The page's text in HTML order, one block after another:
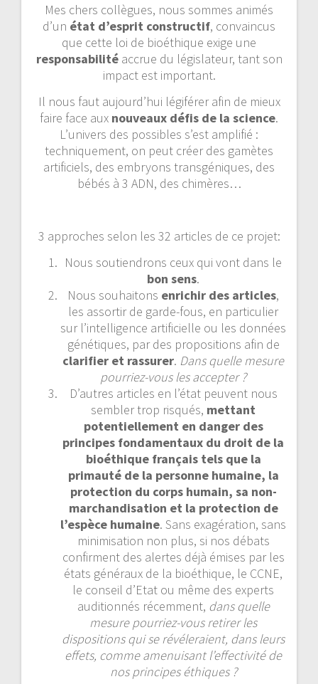
Mes chers collègues, nous sommes animés
d’un état d’esprit constructif, convaincus
que cette loi de bioéthique exige une
responsabilitéaccrue du législateur, tant son
impact est important.
Il nous faut aujourd’hui légiférer afin de mieux
faire face aux nouveaux défis de la science.
L’univers des possibles s’est amplifié :
techniquement, on peut créer des gamètes
artificiels, des embryons transgéniques, des
bébés à 3 ADN, des chimères…
3 approches selon les 32 articles de ce projet:
Nous soutiendrons ceux qui vont dans le
bon sens.
Nous souhaitons enrichir des articles,
les assortir de garde-fous, en particulier
sur l’intelligence artificielle ou les données
génétiques, par des propositions afin de
clarifier et rassurer. Dans quelle mesure
pourriez-vous les accepter ?
D’autres articles en l’état peuvent nous
sembler trop risqués, mettant
potentiellement en danger des
principes fondamentaux du droit de la
bioéthique français tels que la
primauté de la personne humaine, la
protection du corps humain, sa non-
marchandisation et la protection de
l’espèce humaine. Sans exagération, sans
minimisation non plus, si nos débats
confirment des alertes déjà émises par les
états généraux de la bioéthique, le CCNE,
le conseil d’Etat ou même des experts
auditionnés récemment, dans quelle
mesure pourriez-vous retirer les
dispositions qui se révéleraient, dans leurs
effets, comme amenuisant l’effectivité de
nos principes éthiques ?